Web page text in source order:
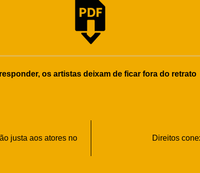
os artistas deixam de ficar fora do retrato
justa aos atores no
Direitos